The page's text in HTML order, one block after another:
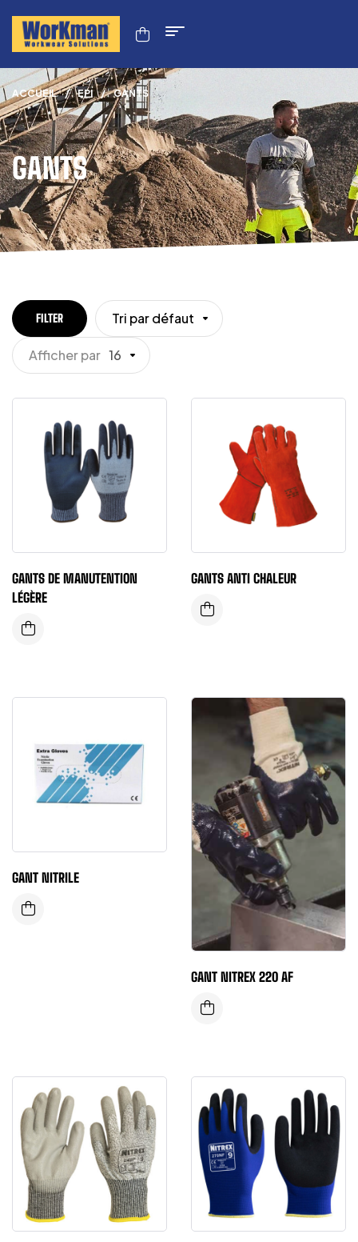
GANTS
ACCUEIL / EPI / GANTS
FILTER Tri par défaut
Afficher par 16
GANTS DE MANUTENTION
LÉGÈRE
GANTS ANTI CHALEUR
GANT NITRILE
GANT NITREX 220 AF